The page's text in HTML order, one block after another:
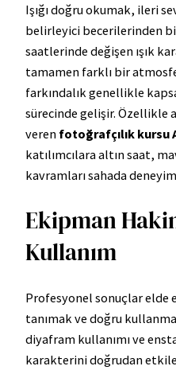
Işığı doğru okumak, ileri
belirleyici becerilerinden
saatlerinde değişen ışık
tamamen farklı bir
farkındalık genellikle
sürecinde gelişir. Özellikle
veren fotoğrafçılık kursu
katılımcılara altın saat,
kavramları sahada
Ekipman
Kullanım
Profesyonel sonuçlar elde
tanımak ve doğru
diyafram kullanımı ve
karakterini doğrudan